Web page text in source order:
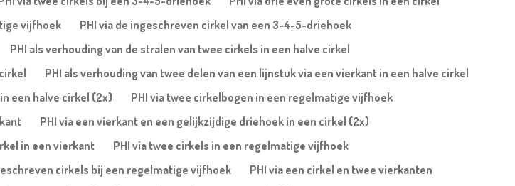
vijfhoek
PHI via de ingeschreven cirkel van een 3-4-5-driehoek
PHI als verhouding van de stralen van twee cirkels in een halve cirkel
PHI als verhouding van twee delen van een lijnstuk via een vierkant in een halve cirkel
een halve cirkel (2x)
PHI via twee cirkelbogen in een regelmatige vijfhoek
PHI via een vierkant en een gelijkzijdige driehoek in een cirkel (2x)
in een vierkant
PHI via twee cirkels in een regelmatige vijfhoek
cirkels bij een regelmatige vijfhoek
PHI via een cirkel en twee vierkanten